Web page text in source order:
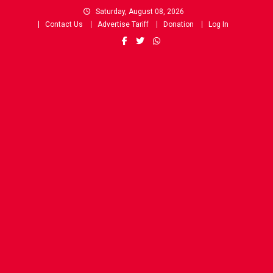
Saturday, August 08, 2026
Contact Us
Advertise Tariff Donation Log In